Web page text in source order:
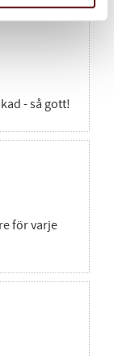
- så gott!
för varje